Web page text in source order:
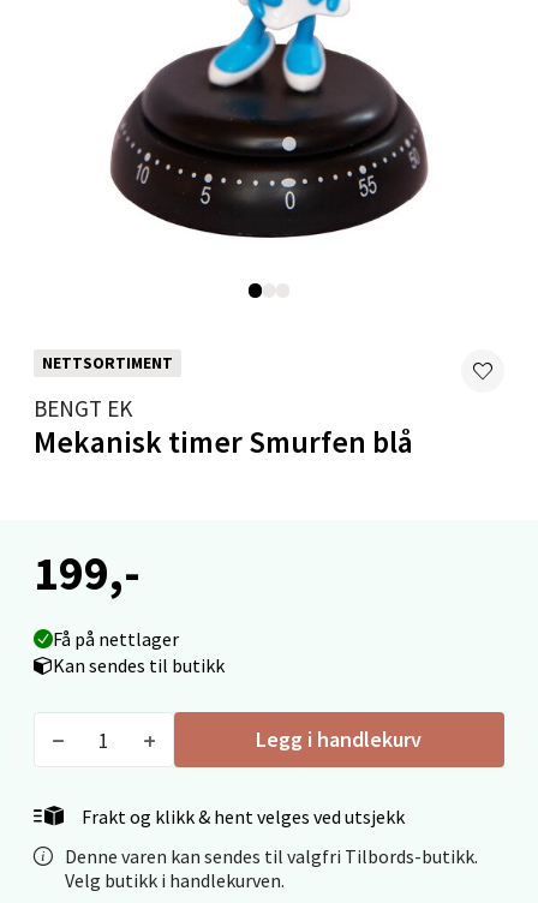
NETTSORTIMENT
BENGT EK
Mekanisk timer Smurfen blå
199,-
Få på nettlager
Kan sendes til butikk
Legg i handlekurv
Frakt og klikk & hent velges ved utsjekk
Denne varen kan sendes til valgfri Tilbords-butikk.
Velg butikk i handlekurven.
Moafjæra 14, 7606 Levanger
Åpent i dag 10-20
0 i butikk
Mo i Rana - Thon Senter Mo i Rana
Fridtjof Nansensgate 22, 8622 Mo i Rana
Åpent i dag 09-19
Velg
Ålesund - Thon Senter Moa